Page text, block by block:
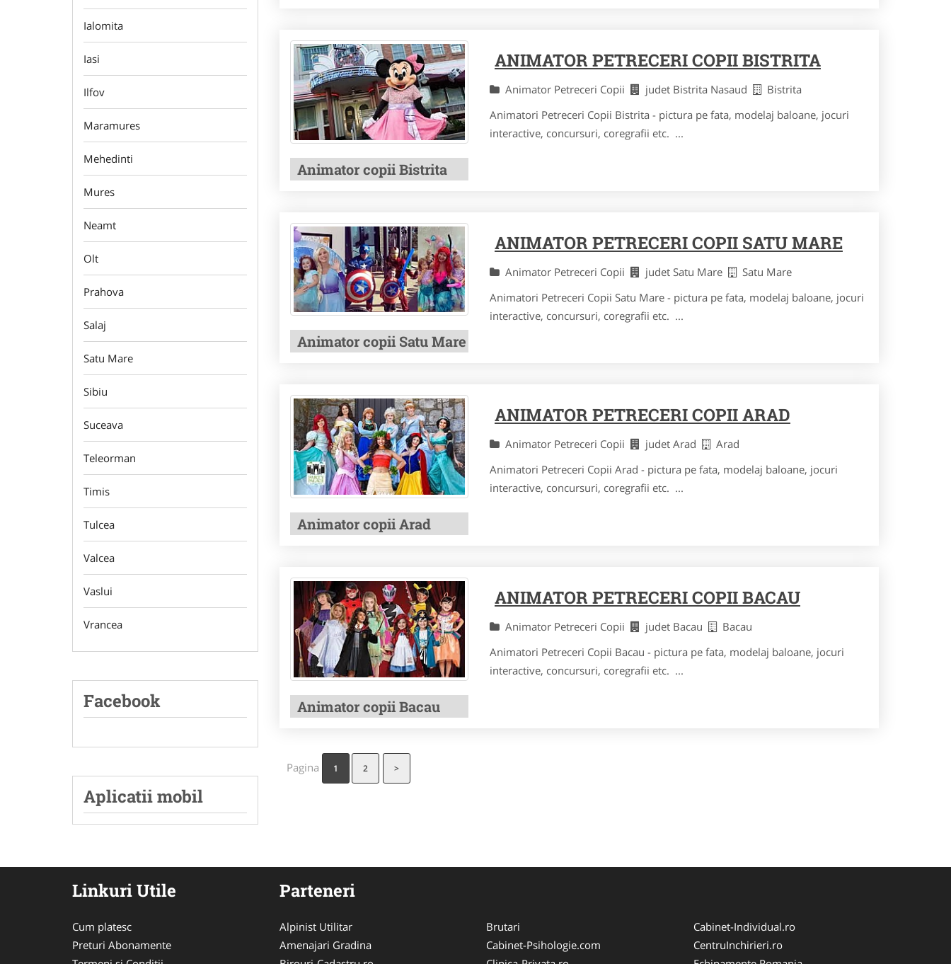
Ialomita
Iasi
Ilfov
Maramures
Mehedinti
Mures
Neamt
Olt
Prahova
Salaj
Satu Mare
Sibiu
Suceava
Teleorman
Timis
Tulcea
Valcea
Vaslui
Vrancea
Facebook
Aplicatii mobil
Animator copii Bistrita
ANIMATOR PETRECERI COPII BISTRITA
Animator Petreceri Copii judet Bistrita Nasaud
Bistrita
Animatori Petreceri Copii Bistrita - pictura pe fata, modelaj baloane, jocuri
interactive, concursuri, coregrafii etc. ...
Animator copii Satu Mare
ANIMATOR PETRECERI COPII SATU MARE
Animator Petreceri Copii judet Satu Mare
Satu Mare
Animatori Petreceri Copii Satu Mare - pictura pe fata, modelaj baloane, jocuri
interactive, concursuri, coregrafii etc. ...
Animator copii Arad
ANIMATOR PETRECERI COPII ARAD
Animator Petreceri Copii judet Arad
Arad
Animatori Petreceri Copii Arad - pictura pe fata, modelaj baloane, jocuri
interactive, concursuri, coregrafii etc. ...
Animator copii Bacau
ANIMATOR PETRECERI COPII BACAU
Animator Petreceri Copii judet Bacau
Bacau
Animatori Petreceri Copii Bacau - pictura pe fata, modelaj baloane, jocuri
interactive, concursuri, coregrafii etc. ...
Pagina 1 2 >
Linkuri Utile
Cum platesc
Preturi Abonamente
Parteneri
Alpinist Utilitar
Amenajari Gradina
Brutari
Cabinet-Psihologie.com
Cabinet-Individual.ro
CentruInchirieri.ro